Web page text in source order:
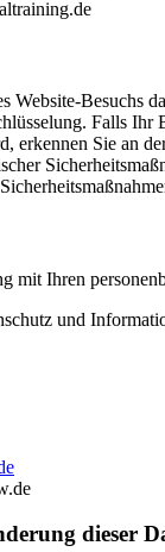
Website-Besuchs
Falls Ihr
erkennen Sie an
mit Ihren
und
dieser